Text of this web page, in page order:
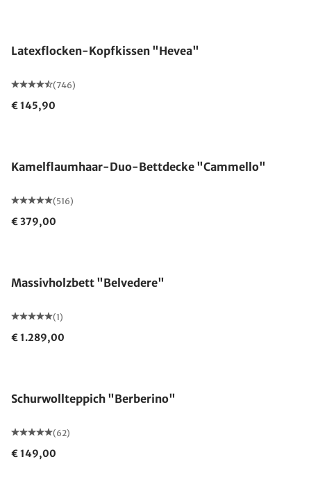
Latexflocken-Kopfkissen "Hevea"
(746)
€ 145,90
Kamelflaumhaar-Duo-Bettdecke "Cammello"
(516)
€ 379,00
Massivholzbett "Belvedere"
(1)
€ 1.289,00
Schurwollteppich "Berberino"
(62)
€ 149,00